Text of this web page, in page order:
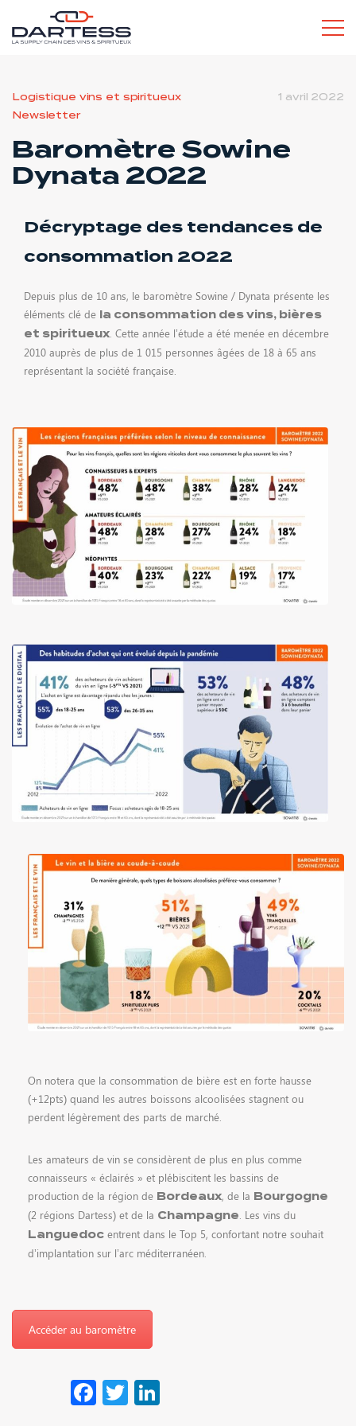
L’ESPRIT DARTESS
SERVICES POUR LES PROS
ACTUALITÉS
CONTACT
Logistique vins et spiritueux
Newsletter
1 avril 2022
Baromètre Sowine
Dynata 2022
Décryptage des tendances de
consommation 2022
Depuis plus de 10 ans, le baromètre Sowine / Dynata présente les
éléments clé de la consommation des vins, bières
et spiritueux . Cette année l’étude a été menée en décembre
2010 auprès de plus de 1 015 personnes âgées de 18 à 65 ans
représentant la société française.
On notera que la consommation de bière est en forte hausse
(+12pts) quand les autres boissons alcoolisées stagnent ou
perdent légèrement des parts de marché.
Les amateurs de vin se considèrent de plus en plus comme
connaisseurs « éclairés » et plébiscitent les bassins de
production de la région de Bordeaux, de la Bourgogne
(2 régions Dartess) et de la Champagne . Les vins du
Languedoc entrent dans le Top 5, confortant notre souhait
d’implantation sur l’arc méditerranéen.
Accéder au baromètre
Facebook
Twitter